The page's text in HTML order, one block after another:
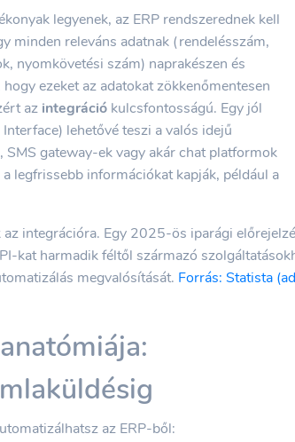
legyenek, az ERP rendszerednek kell
minden releváns adatnak (rendelésszám,
nyomkövetési szám) naprakészen és
ezeket az adatokat zökkenőmentesen
az integráció kulcsfontosságú. Egy jól
lehetővé teszi a valós idejű
gateway-ek vagy akár chat platformok
legfrissebb információkat kapják, például a
integrációra. Egy 2025-ös iparági
kat harmadik féltől származó
megvalósítását. Forrás: Statista
az ERP-ből: